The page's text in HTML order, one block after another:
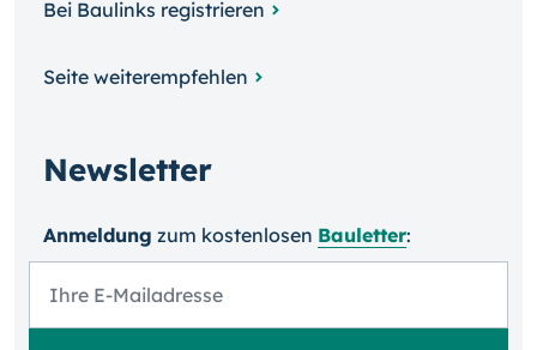
Bei Baulinks registrieren
Seite weiterempfehlen
Newsletter
Anmeldung zum kosten­losen Bauletter: